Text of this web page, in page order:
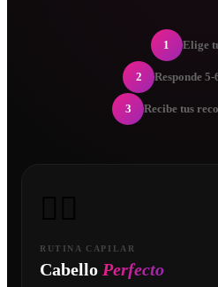
1 Elige
2 Responde
3 Recibe tus
RUTINA CAPILAR
Cabello Perfecto